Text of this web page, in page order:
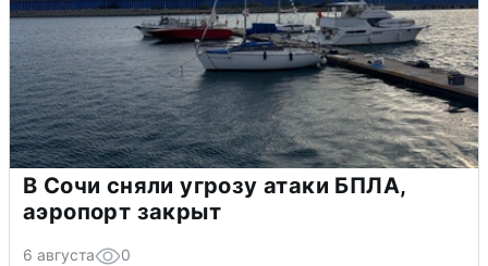
В Сочи сняли угрозу атаки БПЛА,
аэропорт закрыт
6 августа 0